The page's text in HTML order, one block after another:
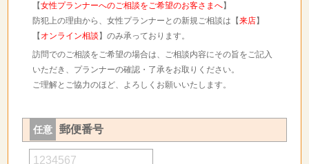
【女性プランナーへのご相談をご希望のお客さまへ】
防犯上の理由から、女性プランナーとの新規ご相談は【来店】
【 オンライン相談 】のみ承っております。
訪問でのご相談をご希望の場合は、ご相談内容にその旨をご記入
いただき、プランナーの確認・了承をお取りください。
ご理解とご協力のほど、よろしくお願いいたします。
任意 郵便番号